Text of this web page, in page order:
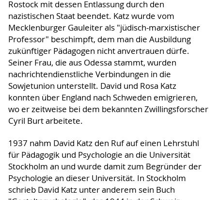
Rostock mit dessen Entlassung durch den
nazistischen Staat beendet. Katz wurde vom
Mecklenburger Gauleiter als "jüdisch-marxistischer
Professor" beschimpft, dem man die Ausbildung
zukünftiger Pädagogen nicht anvertrauen dürfe.
Seiner Frau, die aus Odessa stammt, wurden
nachrichtendienstliche Verbindungen in die
Sowjetunion unterstellt. David und Rosa Katz
konnten über England nach Schweden emigrieren,
wo er zeitweise bei dem bekannten Zwillingsforscher
Cyril Burt arbeitete.
1937 nahm David Katz den Ruf auf einen Lehrstuhl
für Pädagogik und Psychologie an die Universität
Stockholm an und wurde damit zum Begründer der
Psychologie an dieser Universität. In Stockholm
schrieb David Katz unter anderem sein Buch